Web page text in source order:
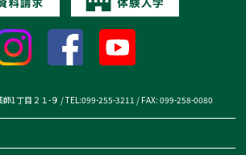
師1丁目２１-９ / TEL:099-255-3211 / FAX: 099-258-0080